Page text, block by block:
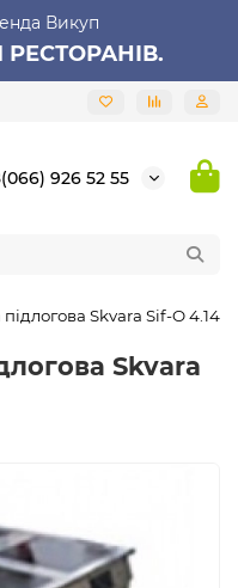
Викуп
926 52 55
Skvara Sif-O 4.14
Skvara